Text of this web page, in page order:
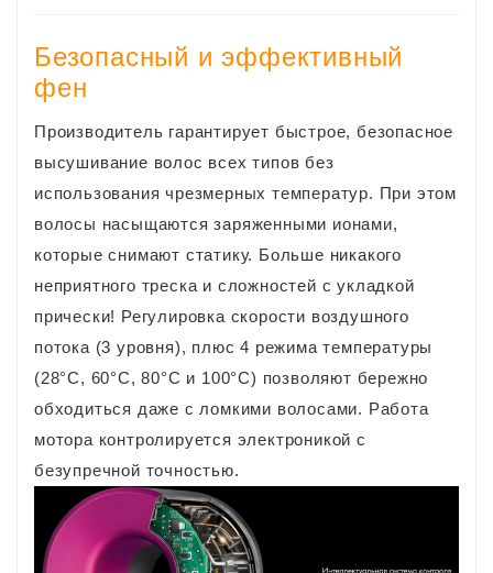
Безопасный и эффективный
фен
Производитель гарантирует быстрое, безопасное
высушивание волос всех типов без
использования чрезмерных температур. При этом
волосы насыщаются заряженными ионами,
которые снимают статику. Больше никакого
неприятного треска и сложностей с укладкой
прически! Регулировка скорости воздушного
потока (3 уровня), плюс 4 режима температуры
(28°C, 60°C, 80°C и 100°C) позволяют бережно
обходиться даже с ломкими волосами. Работа
мотора контролируется электроникой с
безупречной точностью.